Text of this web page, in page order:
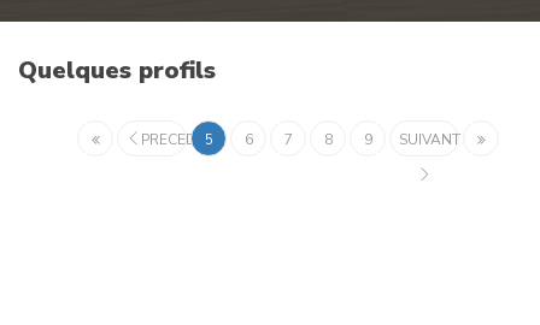
Quelques profils
PRECEDENT
5 6 7 8 9 SUIVANT